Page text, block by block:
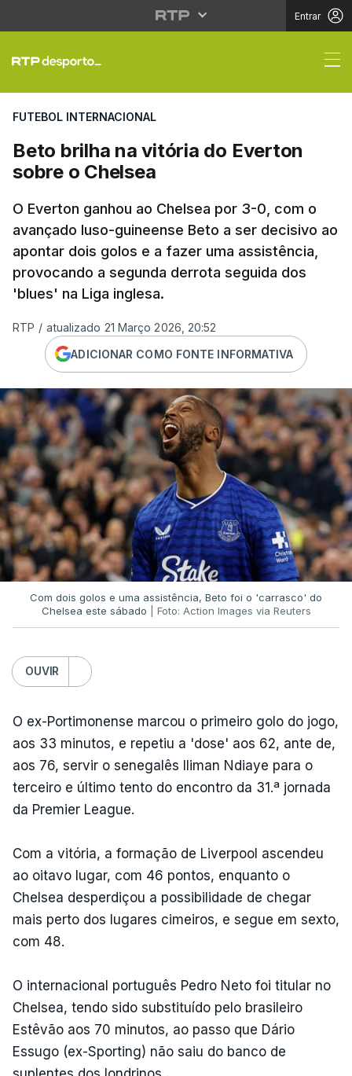
Entrar
Beto brilha na vitória
FUTEBOL INTERNACIONAL
Beto brilha na vitória do Everton
sobre o Chelsea
O Everton ganhou ao Chelsea por 3-0, com o
avançado luso-guineense Beto a ser decisivo ao
apontar dois golos e a fazer uma assistência,
provocando a segunda derrota seguida dos
'blues' na Liga inglesa.
RTP / atualizado 21 Março 2026, 20:52
ADICIONAR COMO FONTE INFORMATIVA
Com dois golos e uma assistência, Beto foi o 'carrasco' do
Chelsea este sábado
| Foto: Action Images via Reuters
OUVIR
O ex-Portimonense marcou o primeiro golo do jogo,
aos 33 minutos, e repetiu a 'dose' aos 62, ante de,
aos 76, servir o senegalês Iliman Ndiaye para o
terceiro e último tento do encontro da 31.ª jornada
da Premier League.
Com a vitória, a formação de Liverpool ascendeu
ao oitavo lugar, com 46 pontos, enquanto o
Chelsea desperdiçou a possibilidade de chegar
mais perto dos lugares cimeiros, e segue em sexto,
com 48.
O internacional português Pedro Neto foi titular no
Chelsea, tendo sido substituído pelo brasileiro
Estêvão aos 70 minutos, ao passo que Dário
Essugo (ex-Sporting) não saiu do banco de